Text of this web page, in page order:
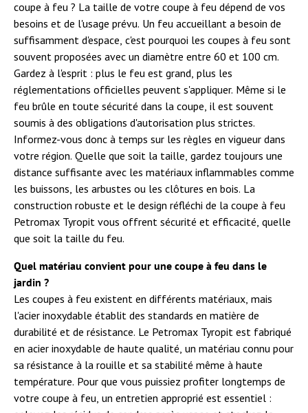
coupe à feu ? La taille de votre coupe à feu dépend de vos
besoins et de l'usage prévu. Un feu accueillant a besoin de
suffisamment d'espace, c'est pourquoi les coupes à feu sont
souvent proposées avec un diamètre entre 60 et 100 cm.
Gardez à l'esprit : plus le feu est grand, plus les
réglementations officielles peuvent s'appliquer. Même si le
feu brûle en toute sécurité dans la coupe, il est souvent
soumis à des obligations d'autorisation plus strictes.
Informez-vous donc à temps sur les règles en vigueur dans
votre région. Quelle que soit la taille, gardez toujours une
distance suffisante avec les matériaux inflammables comme
les buissons, les arbustes ou les clôtures en bois. La
construction robuste et le design réfléchi de la coupe à feu
Petromax Tyropit vous offrent sécurité et efficacité, quelle
que soit la taille du feu.
Quel matériau convient pour une coupe à feu dans le
jardin ?
Les coupes à feu existent en différents matériaux, mais
l'acier inoxydable établit des standards en matière de
durabilité et de résistance. Le Petromax Tyropit est fabriqué
en acier inoxydable de haute qualité, un matériau connu pour
sa résistance à la rouille et sa stabilité même à haute
température. Pour que vous puissiez profiter longtemps de
votre coupe à feu, un entretien approprié est essentiel :